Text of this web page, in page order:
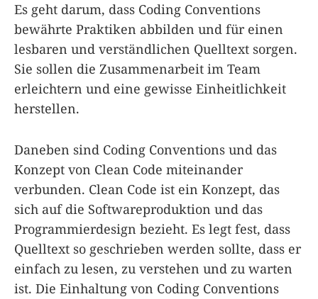
Es geht darum, dass Coding Conventions
bewährte Praktiken abbilden und für einen
lesbaren und verständlichen Quelltext sorgen.
Sie sollen die Zusammenarbeit im Team
erleichtern und eine gewisse Einheitlichkeit
herstellen.
Daneben sind Coding Conventions und das
Konzept von Clean Code miteinander
verbunden. Clean Code ist ein Konzept, das
sich auf die Softwareproduktion und das
Programmierdesign bezieht. Es legt fest, dass
Quelltext so geschrieben werden sollte, dass er
einfach zu lesen, zu verstehen und zu warten
ist. Die Einhaltung von Coding Conventions